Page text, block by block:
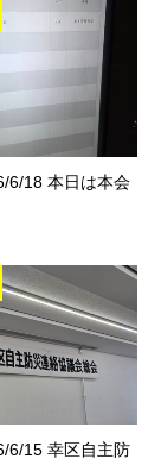
6/18 本日は本会
6/15 幸区自主防